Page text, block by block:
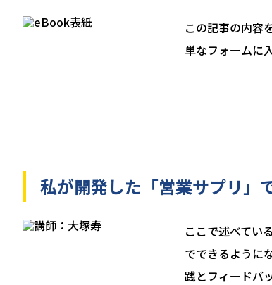
この記事の内容
単なフォームに
私が開発した「営業サプリ」
ここで述べてい
でできるように
践とフィードバ